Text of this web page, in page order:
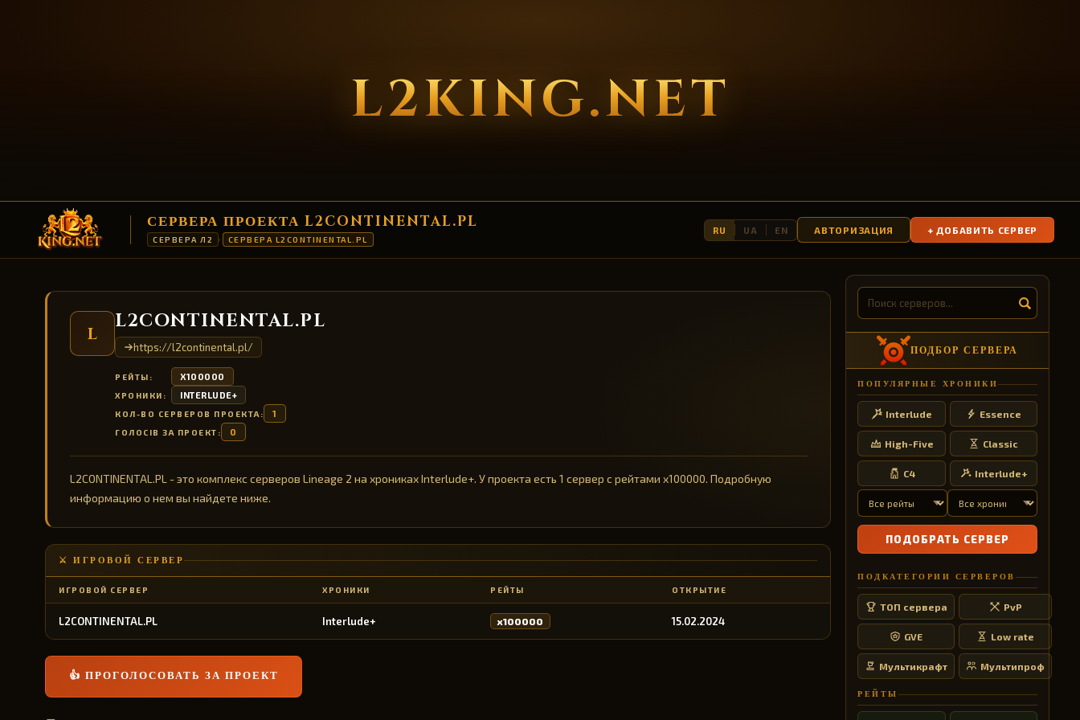
L2KING.NET
СЕРВЕРА ПРОЕКТА L2CONTINENTAL.PL
СЕРВЕРА Л2 › СЕРВЕРА L2CONTINENTAL.PL
RU UA EN АВТОРИЗАЦИЯ + ДОБАВИТЬ СЕРВЕР
L
L2CONTINENTAL.PL
https://l2continental.pl/
РЕЙТЫ: X100000
ХРОНИКИ: INTERLUDE+
КОЛ-ВО СЕРВЕРОВ ПРОЕКТА: 1
ГОЛОСІВ ЗА ПРОЕКТ: 0
L2CONTINENTAL.PL - это комплекс серверов Lineage 2 на хрониках Interlude+. У проекта есть 1 сервер с рейтами x100000. Подробную
информацию о нем вы найдете ниже.
⚔️ ИГРОВОЙ СЕРВЕР
ИГРОВОЙ СЕРВЕР ХРОНИКИ РЕЙТЫ ОТКРЫТИЕ
L2CONTINENTAL.PL Interlude+ x100000 15.02.2024
👍 ПРОГОЛОСОВАТЬ ЗА ПРОЕКТ
ПОДБОР СЕРВЕРА
ПОПУЛЯРНЫЕ ХРОНИКИ
Interlude Essence
High-Five Classic
C4 Interlude+
ПОДОБРАТЬ СЕРВЕР
ПОДКАТЕГОРИИ СЕРВЕРОВ
ТОП сервера PvP
GVE Low rate
Мультикрафт Мультипроф
РЕЙТЫ